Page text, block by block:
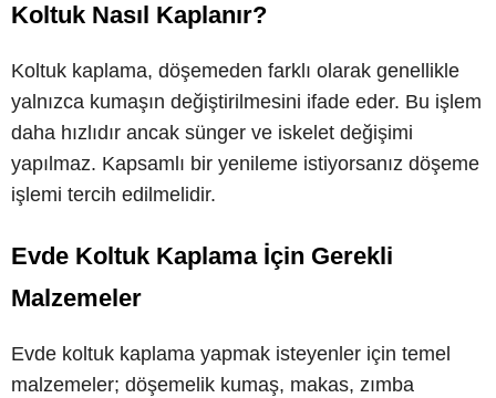
Koltuk Nasıl Kaplanır?
Koltuk kaplama, döşemeden farklı olarak genellikle
yalnızca kumaşın değiştirilmesini ifade eder. Bu işlem
daha hızlıdır ancak sünger ve iskelet değişimi
yapılmaz. Kapsamlı bir yenileme istiyorsanız döşeme
işlemi tercih edilmelidir.
Evde Koltuk Kaplama İçin Gerekli
Malzemeler
Evde koltuk kaplama yapmak isteyenler için temel
malzemeler; döşemelik kumaş, makas, zımba